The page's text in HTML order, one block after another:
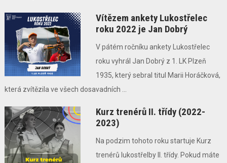
Vítězem ankety Lukostřelec
roku 2022 je Jan Dobrý
V pátém ročníku ankety Lukostřelec
roku vyhrál Jan Dobrý z 1. LK Plzeň
1935, který sebral titul Marii Horáčková,
která zvítězila ve všech dosavadních ...
Kurz trenérů II. třídy (2022-
2023)
Na podzim tohoto roku startuje Kurz
trenérů lukostřelby II. třídy. Pokud máte